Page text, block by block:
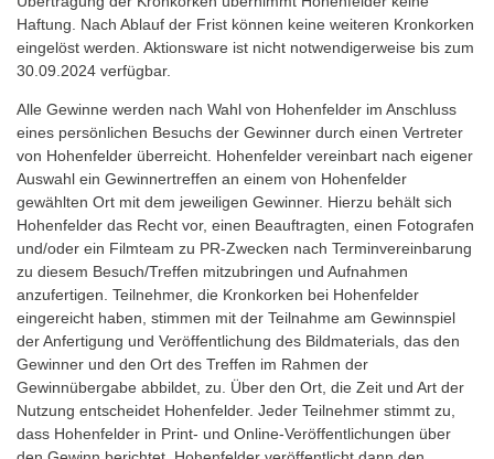
Haftung. Nach Ablauf der Frist können keine weiteren Kronkorken
eingelöst werden. Aktionsware ist nicht notwendigerweise bis zum
30.09.2024 verfügbar.
Alle Gewinne werden nach Wahl von Hohenfelder im Anschluss
eines persönlichen Besuchs der Gewinner durch einen Vertreter
von Hohenfelder überreicht. Hohenfelder vereinbart nach eigener
Auswahl ein Gewinnertreffen an einem von Hohenfelder
gewählten Ort mit dem jeweiligen Gewinner. Hierzu behält sich
Hohenfelder das Recht vor, einen Beauftragten, einen Fotografen
und/oder ein Filmteam zu PR-Zwecken nach Terminvereinbarung
zu diesem Besuch/Treffen mitzubringen und Aufnahmen
anzufertigen. Teilnehmer, die Kronkorken bei Hohenfelder
eingereicht haben, stimmen mit der Teilnahme am Gewinnspiel
der Anfertigung und Veröffentlichung des Bildmaterials, das den
Gewinner und den Ort des Treffen im Rahmen der
Gewinnübergabe abbildet, zu. Über den Ort, die Zeit und Art der
Nutzung entscheidet Hohenfelder. Jeder Teilnehmer stimmt zu,
dass Hohenfelder in Print- und Online-Veröffentlichungen über